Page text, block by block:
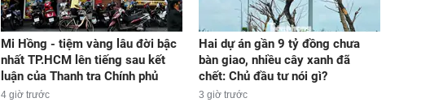
Mi Hồng - tiệm vàng lâu đời bậc
nhất TP.HCM lên tiếng sau kết
luận của Thanh tra Chính phủ
4 giờ trước
Hai dự án gần 9 tỷ đồng chưa
bàn giao, nhiều cây xanh đã
chết: Chủ đầu tư nói gì?
3 giờ trước